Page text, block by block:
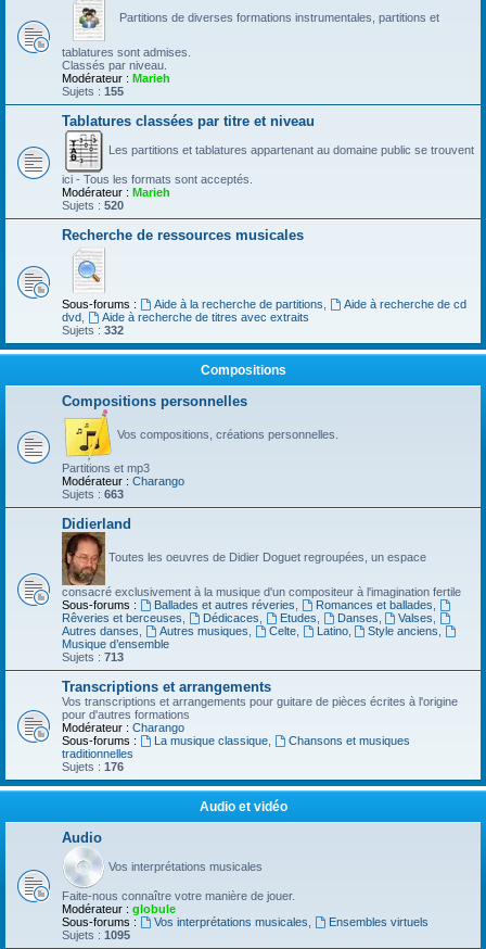
Partitions de diverses formations instrumentales, partitions et
tablatures sont admises.
Classés par niveau.
Modérateur : Marieh
Sujets : 155
Tablatures classées par titre et niveau
Les partitions et tablatures appartenant au domaine public se trouvent
ici - Tous les formats sont acceptés.
Modérateur : Marieh
Sujets : 520
Recherche de ressources musicales
Sous-forums : Aide à la recherche de partitions
Aide à recherche de cd
dvd
Aide à recherche de titres avec extraits
Sujets : 332
Compositions
Compositions personnelles
Vos compositions, créations personnelles.
Partitions et mp3
Modérateur : Charango
Sujets : 663
Didierland
Toutes les oeuvres de Didier Doguet regroupées, un espace
consacré exclusivement à la musique d'un compositeur à l'imagination fertile
Sous-forums :
Ballades et autres réveries Romances et ballades
Rêveries et berceuses
Dédicaces Etudes Danses Valses
Autres danses
Autres musiques Celte, Latino, Style anciens
Musique d’ensemble
Sujets : 713
Transcriptions et arrangements
Vos transcriptions et arrangements pour guitare de pièces écrites à l'origine
pour d'autres formations
Modérateur : Charango
Sous-forums :
La musique classique,
Chansons et musiques
traditionnelles
Sujets : 176
Audio et vidéo
Audio
Vos interprétations musicales
Faite-nous connaître votre manière de jouer.
Modérateur : globule
Sous-forums :
Vos interprétations musicales
Ensembles virtuels
Sujets : 1095